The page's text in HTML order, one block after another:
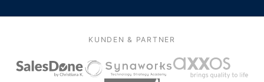
KUNDEN & PARTNER